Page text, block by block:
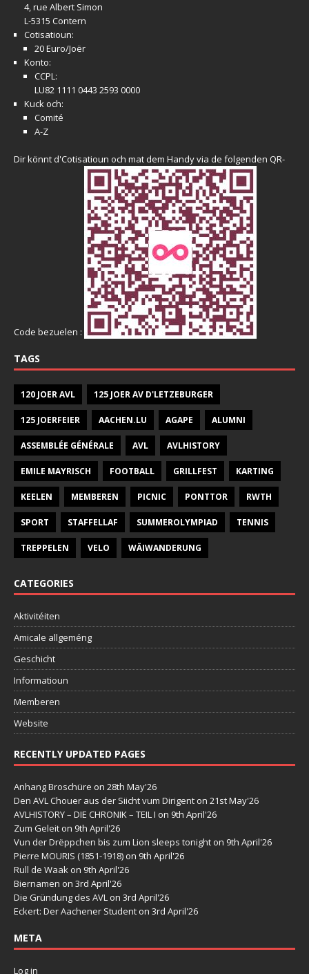
4, rue Albert Simon
L-5315 Contern
Cotisatioun:
20 Euro/Joër
Konto:
CCPL:
LU82 1111 0443 2593 0000
Kuck och:
Comité
A-Z
Dir könnt d'Cotisatioun och mat dem Handy via de folgenden QR-
Code bezuelen :
TAGS
120 JOER AVL 125 JOER AV D'LETZEBURGER
125 JOERFEIER AACHEN.LU AGAPE ALUMNI
ASSEMBLÉE GÉNÉRALE AVL AVLHISTORY
EMILE MAYRISCH FOOTBALL GRILLFEST KARTING
KEELEN MEMBEREN PICNIC PONTTOR RWTH
SPORT STAFFELLAF SUMMEROLYMPIAD TENNIS
TREPPELEN VELO WÄIWANDERUNG
CATEGORIES
Aktivitéiten
Amicale allgeméng
Geschicht
Informatioun
Memberen
Website
RECENTLY UPDATED PAGES
Anhang Broschüre on 28th May'26
Den AVL Chouer aus der Siicht vum Dirigent on 21st May'26
AVLHISTORY – DIE CHRONIK – TEIL I on 9th April'26
Zum Geleit on 9th April'26
Vun der Drëppchen bis zum Lion sleeps tonight on 9th April'26
Pierre MOURIS (1851-1918) on 9th April'26
Rull de Waak on 9th April'26
Biernamen on 3rd April'26
Die Gründung des AVL on 3rd April'26
Eckert: Der Aachener Student on 3rd April'26
META
Log in